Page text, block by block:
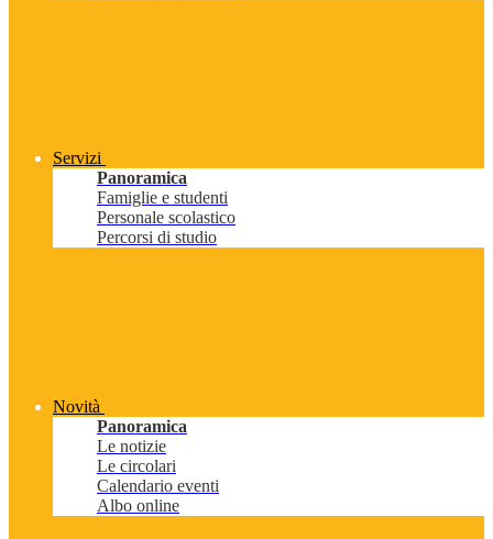
Servizi
Panoramica
Famiglie e studenti
Personale scolastico
Percorsi di studio
Novità
Panoramica
Le notizie
Le circolari
Calendario eventi
Albo online